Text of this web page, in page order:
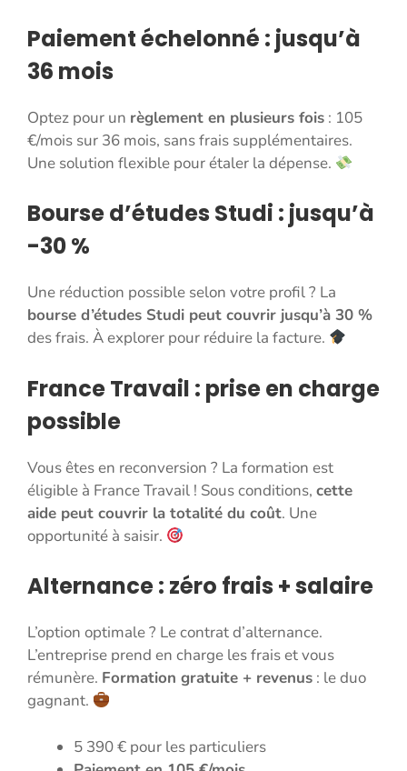
Paiement échelonné : jusqu’à
36 mois
Optez pour un règlement en plusieurs fois : 105
€/mois sur 36 mois, sans frais supplémentaires.
Une solution flexible pour étaler la dépense.
Bourse d’études Studi : jusqu’à
-30 %
Une réduction possible selon votre profil ? La
bourse d’études Studi peut couvrir jusqu’à 30 %
des frais. À explorer pour réduire la facture.
France Travail : prise en charge
possible
Vous êtes en reconversion ? La formation est
éligible à France Travail ! Sous conditions, cette
aide peut couvrir la totalité du coût. Une
opportunité à saisir.
Alternance : zéro frais + salaire
L’option optimale ? Le contrat d’alternance.
L’entreprise prend en charge les frais et vous
rémunère. Formation gratuite + revenus : le duo
gagnant.
5 390 € pour les particuliers